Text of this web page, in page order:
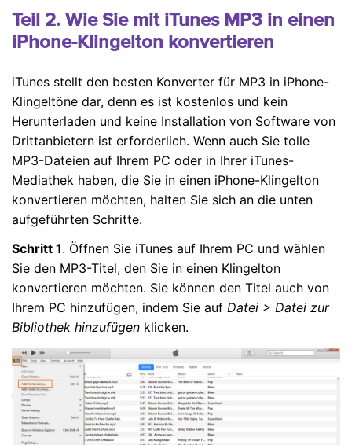
Teil 2. Wie Sie mit iTunes MP3 in einen
iPhone-Klingelton konvertieren
iTunes stellt den besten Konverter für MP3 in iPhone-
Klingeltöne dar, denn es ist kostenlos und kein
Herunterladen und keine Installation von Software von
Drittanbietern ist erforderlich. Wenn auch Sie tolle
MP3-Dateien auf Ihrem PC oder in Ihrer iTunes-
Mediathek haben, die Sie in einen iPhone-Klingelton
konvertieren möchten, halten Sie sich an die unten
aufgeführten Schritte.
Schritt 1. Öffnen Sie iTunes auf Ihrem PC und wählen
Sie den MP3-Titel, den Sie in einen Klingelton
konvertieren möchten. Sie können den Titel auch von
Ihrem PC hinzufügen, indem Sie auf Datei > Datei zur
Bibliothek hinzufügen klicken.